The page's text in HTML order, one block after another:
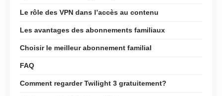
Le rôle des VPN dans l’accès au contenu
Les avantages des abonnements familiaux
Choisir le meilleur abonnement familial
FAQ
Comment regarder Twilight 3 gratuitement?